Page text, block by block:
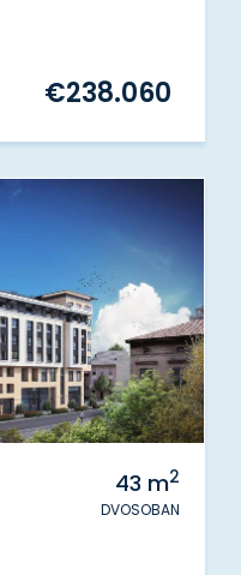
€238.060
43 m2
DVOSOBAN